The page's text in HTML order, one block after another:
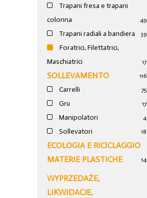
Trapani fresa e trapani
colonna
49
Trapani radiali a bandiera 39
Foratrici, Filettatrici,
Maschiatrici
17
SOLLEVAMENTO 116
Carrelli 75
Gru 17
Manipolatori 4
Sollevatori 18
ECOLOGIA E RICICLAGGIO
MATERIE PLASTICHE
14
WYPRZEDAŻE,
LIKWIDACJE,